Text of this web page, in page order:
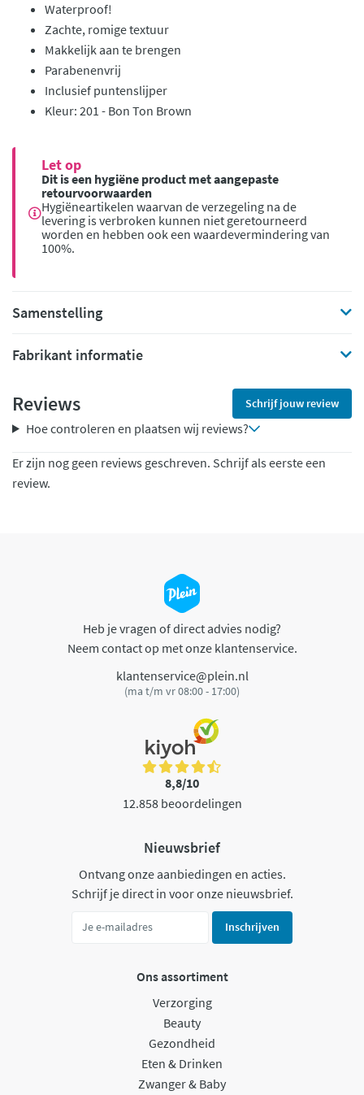
Waterproof!
Zachte, romige textuur
Makkelijk aan te brengen
Parabenenvrij
Inclusief puntenslijper
Kleur: 201 - Bon Ton Brown
Let op
Dit is een hygiëne product met aangepaste
retourvoorwaarden
Hygiëneartikelen waarvan de verzegeling na de
levering is verbroken kunnen niet geretourneerd
worden en hebben ook een waardevermindering van
100%.
Samenstelling
Fabrikant informatie
Reviews Schrijf jouw review
Hoe controleren en plaatsen wij reviews?
Er zijn nog geen reviews geschreven. Schrijf als eerste een
review.
Heb je vragen of direct advies nodig?
Neem contact op met onze klantenservice.
klantenservice@plein.nl
(ma t/m vr 08:00 - 17:00)
8,8/10
12.858 beoordelingen
Nieuwsbrief
Ontvang onze aanbiedingen en acties.
Schrijf je direct in voor onze nieuwsbrief.
Inschrijven
Ons assortiment
Verzorging
Beauty
Gezondheid
Eten & Drinken
Zwanger & Baby